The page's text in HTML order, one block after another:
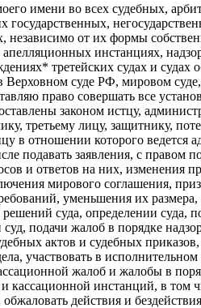
имени во всех судебных,
государственных,
независимо от их формы
инстанциях,
третейских судах и
Верховном суде РФ, мировом
право совершать все
законом истцу,
третьему лицу, защитнику,
в отношении которого ведется
подавать заявления, с правом
и ответов на них, изменения
мирового соглашения,
уменьшения их
суда, определении суда,
суд, подачи жалоб в порядке
актов и судебных
участвовать в
жалоб и жалобы в
кассационной инстанций, в том
действия и